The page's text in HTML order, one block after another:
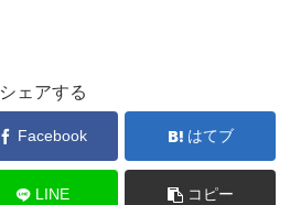
シェアする
Facebook はてブ
LINE コピー